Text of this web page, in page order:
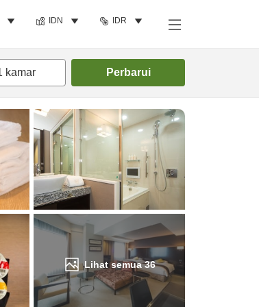
IDN IDR
kamar Perbarui
Lihat semua36
Cari kamar